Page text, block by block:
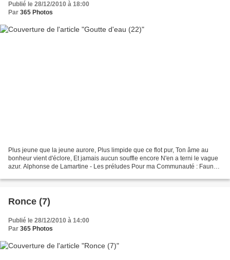
Publié le 28/12/2010 à 18:00
Par 365 Photos
Plus jeune que la jeune aurore, Plus limpide que ce flot pur, Ton âme au
bonheur vient d'éclore, Et jamais aucun souffle encore N'en a terni le vague
azur. Alphonse de Lamartine - Les préludes Pour ma Communauté : Faune -
Ronce (7)
Publié le 28/12/2010 à 14:00
Par 365 Photos